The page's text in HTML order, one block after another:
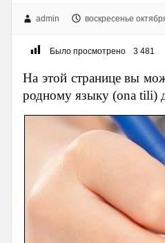
admin воскресенье
Было просмотрено 3 481
На этой странице вы
родному языку (ona tili)